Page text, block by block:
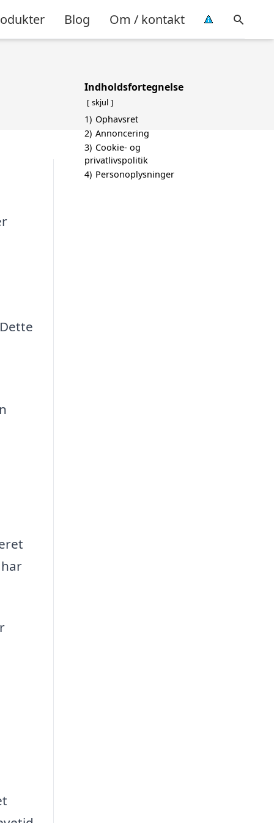
Blog Om / kontakt
Indholdsfortegnelse
skjul
1) Ophavsret
2) Annoncering
3) Cookie- og
privatlivspolitik
4) Personoplysninger